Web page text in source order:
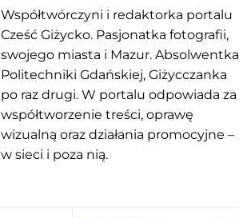
Współtwórczyni i redaktorka portalu
Cześć Giżycko. Pasjonatka fotografii,
swojego miasta i Mazur. Absolwentka
Politechniki Gdańskiej, Giżycczanka
po raz drugi. W portalu odpowiada za
współtworzenie treści, oprawę
wizualną oraz działania promocyjne –
w sieci i poza nią.